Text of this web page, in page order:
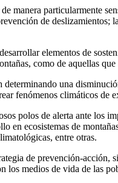
manera particularmente
de
elementos de
como de aquellas
una
fenómenos climáticos de
polos de alerta ante los
en ecosistemas de
entre otras.
de prevención-
los medios de vida de las